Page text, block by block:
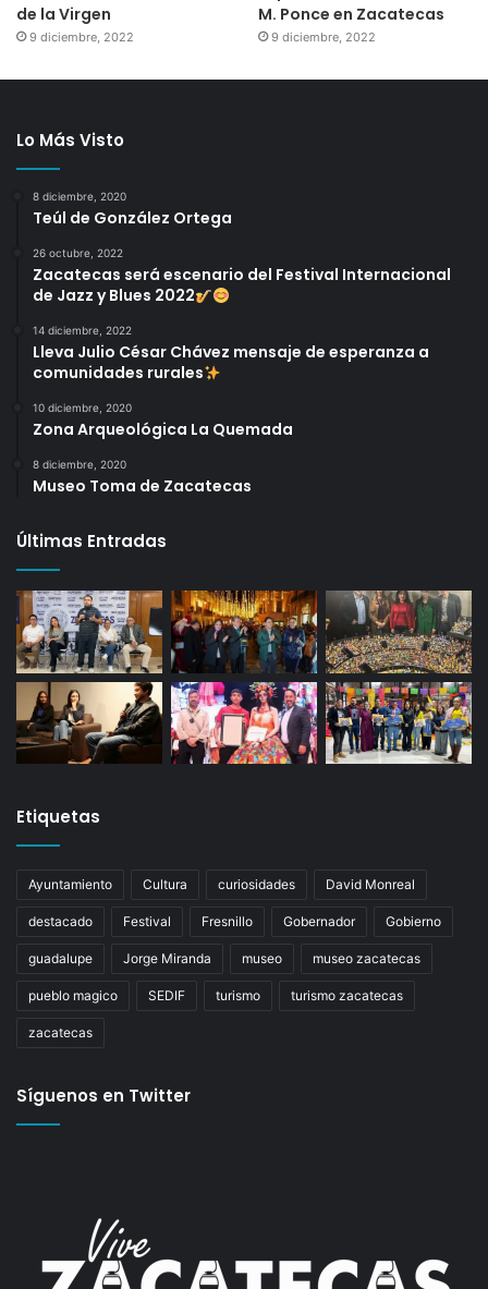
de la Virgen
9 diciembre, 2022
M. Ponce en Zacatecas
9 diciembre, 2022
Lo Más Visto
8 diciembre, 2020
Teúl de González Ortega
26 octubre, 2022
Zacatecas será escenario del Festival Internacional
de Jazz y Blues 2022
14 diciembre, 2022
Lleva Julio César Chávez mensaje de esperanza a
comunidades rurales
10 diciembre, 2020
Zona Arqueológica La Quemada
8 diciembre, 2020
Museo Toma de Zacatecas
Últimas Entradas
Etiquetas
Ayuntamiento Cultura curiosidades David Monreal
destacado Festival Fresnillo Gobernador Gobierno
guadalupe Jorge Miranda museo museo zacatecas
pueblo magico SEDIF turismo turismo zacatecas
zacatecas
Síguenos en Twitter